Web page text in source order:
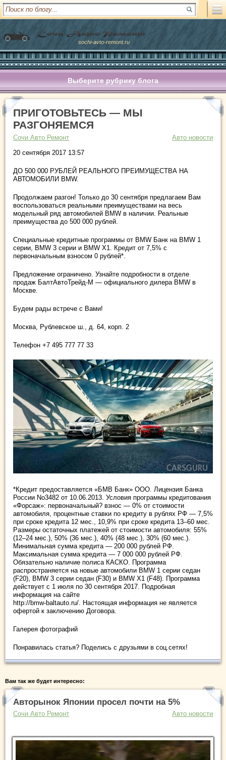
sochi-avto-remont.ru
Выберите рубрику блога
ПРИГОТОВЬТЕСЬ — МЫ
РАЗГОНЯЕМСЯ
Сочи Авто Ремонт
Авто новости
20 сентября 2017 13:57
ДО 500 000 РУБЛЕЙ РЕАЛЬНОГО ПРЕИМУЩЕСТВА НА
АВТОМОБИЛИ BMW.
Продолжаем разгон! Только до 30 сентября предлагаем Вам
воспользоваться реальными преимуществами на весь
модельный ряд автомобилей BMW в наличии. Реальные
преимущества до 500 000 рублей.
Специальные кредитные программы от BMW Банк на BMW 1
серии, BMW 3 серии и BMW X1. Кредит от 7,5% с
первоначальным взносом 0 рублей*.
Предложение ограничено. Узнайте подробности в отделе
продаж БалтАвтоТрейд-М — официального дилера BMW в
Москве.
Будем рады встрече с Вами!
Москва, Рублевское ш., д. 64, корп. 2
Телефон +7 495 777 77 33
*Кредит предоставляется «БМВ Банк» ООО. Лицензия Банка
России No3482 от 10.06.2013. Условия программы кредитования
«Форсаж»: первоначальный? взнос — 0% от стоимости
автомобиля, процентные ставки по кредиту в рублях РФ — 7,5%
при сроке кредита 12 мес., 10,9% при сроке кредита 13–60 мес.
Размеры остаточных платежей от стоимости автомобиля: 55%
(12–24 мес.), 50% (36 мес.), 40% (48 мес.), 30% (60 мес.).
Минимальная сумма кредита — 200 000 рублей РФ.
Максимальная сумма кредита — 7 000 000 рублей РФ.
Обязательно наличие полиса КАСКО. Программа
распространяется на новые автомобили BMW 1 серии седан
(F20), BMW 3 серии седан (F30) и BMW X1 (F48). Программа
действует с 1 июля по 30 сентября 2017. Подробная
информация на сайте
http://bmw-baltauto.ru/. Настоящая информация не является
офертой к заключению Договора.
Галерея фотографий
Понравилась статья? Поделись с друзьями в соц.сетях!
Вам так же будет интересно:
Авторынок Японии просел почти на 5%
Сочи Авто Ремонт Авто новости